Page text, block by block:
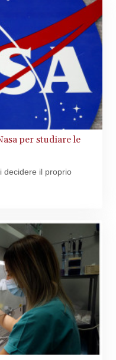
per studiare le
decidere il proprio